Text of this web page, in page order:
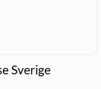
Sverige